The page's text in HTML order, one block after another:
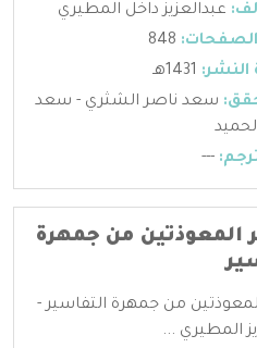
عبدالعزيز داخل المطيري
سعد ناصر الشثري - سعد
---
المعوذتين من جمهرة
من جمهرة التفاسير -
المطيري ...